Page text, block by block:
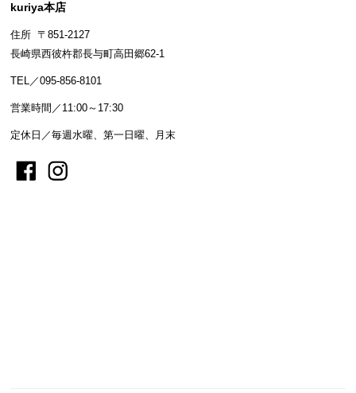
kuriya本店
住所 〒851-2127
長崎県西彼杵郡長与町高田郷62-1
TEL／095-856-8101
営業時間／11:00～17:30
定休日／毎週水曜、第一日曜、月末